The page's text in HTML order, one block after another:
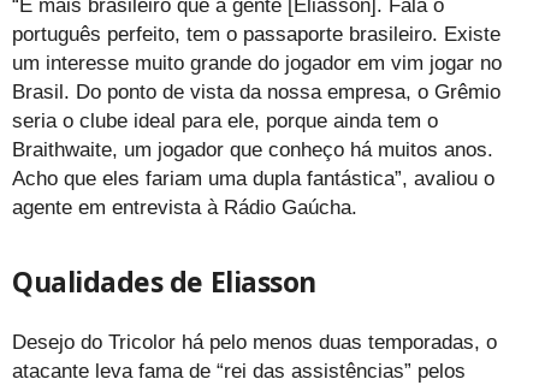
“É mais brasileiro que a gente [Eliasson]. Fala o
português perfeito, tem o passaporte brasileiro. Existe
um interesse muito grande do jogador em vim jogar no
Brasil. Do ponto de vista da nossa empresa, o Grêmio
seria o clube ideal para ele, porque ainda tem o
Braithwaite, um jogador que conheço há muitos anos.
Acho que eles fariam uma dupla fantástica”, avaliou o
agente em entrevista à Rádio Gaúcha.
Qualidades de Eliasson
Desejo do Tricolor há pelo menos duas temporadas, o
atacante leva fama de “rei das assistências” pelos